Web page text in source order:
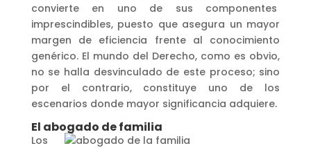
convierte en uno de sus componentes
imprescindibles, puesto que asegura un mayor
margen de eficiencia frente al conocimiento
genérico. El mundo del Derecho, como es obvio,
no se halla desvinculado de este proceso; sino
por el contrario, constituye uno de los
escenarios donde mayor significancia adquiere.
El abogado de familia
Los